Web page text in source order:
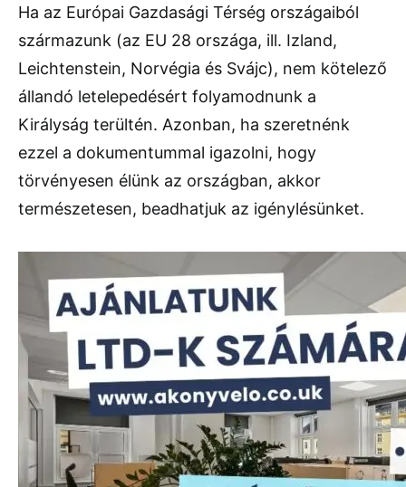
Ha az Európai Gazdasági Térség országaiból
származunk (az EU 28 országa, ill. Izland,
Leichtenstein, Norvégia és Svájc), nem kötelező
állandó letelepedésért folyamodnunk a
Királyság terültén. Azonban, ha szeretnénk
ezzel a dokumentummal igazolni, hogy
törvényesen élünk az országban, akkor
természetesen, beadhatjuk az igénylésünket.